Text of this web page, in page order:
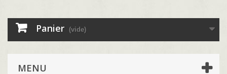
Panier (vide)
MENU